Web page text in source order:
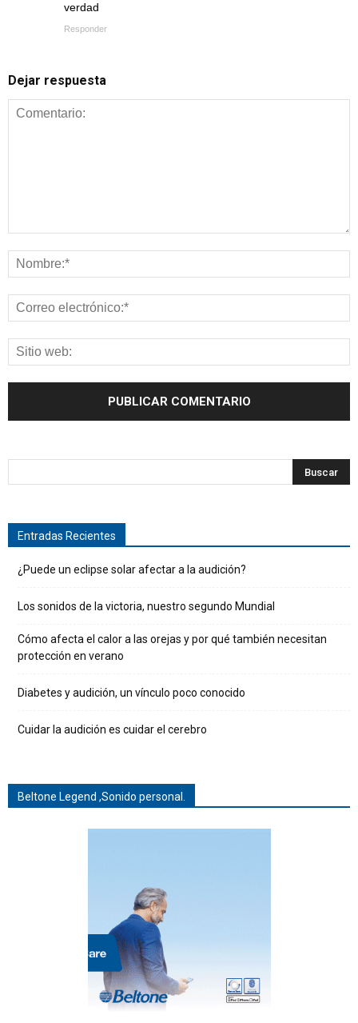
verdad
Responder
Dejar respuesta
Entradas Recientes
¿Puede un eclipse solar afectar a la audición?
Los sonidos de la victoria, nuestro segundo Mundial
Cómo afecta el calor a las orejas y por qué también necesitan
protección en verano
Diabetes y audición, un vínculo poco conocido
Cuidar la audición es cuidar el cerebro
Beltone Legend ,Sonido personal.